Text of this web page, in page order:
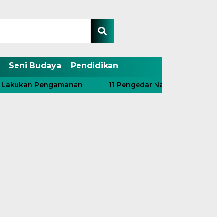
Seni Budaya Pendidikan
Pengamanan 11 Pengedar Narkoba Diringkus,